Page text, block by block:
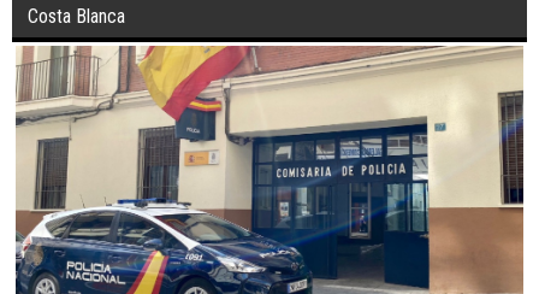
Costa Blanca